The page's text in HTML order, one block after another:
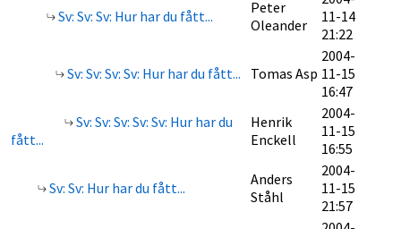
Sv: Sv: Sv: Hur har du fått...
Peter
Oleander
11-14
21:22
Sv: Sv: Sv: Sv: Hur har du fått... Tomas Asp
2004-
11-15
16:47
Sv: Sv: Sv: Sv: Sv: Hur har du
fått...
Henrik
Enckell
2004-
11-15
16:55
Sv: Sv: Hur har du fått...
Anders
Ståhl
2004-
11-15
21:57